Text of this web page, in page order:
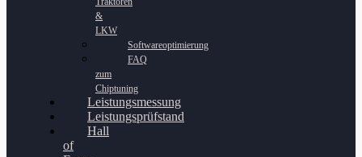
&
LKW
Softwareoptimierung
FAQ
zum
Chiptuning
Leistungsmessung
Leistungsprüfstand
Hall
of